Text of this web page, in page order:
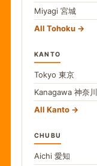
Miyagi 宮城
All Tohoku
KANTO
Tokyo 東京
Kanagawa 神奈川
All Kanto
CHUBU
Aichi 愛知